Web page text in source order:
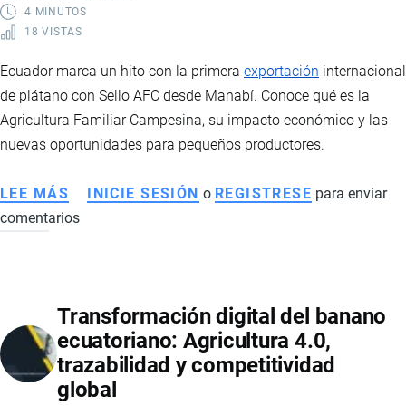
DE
LA
4 MINUTOS
18 VISTAS
Ecuador marca un hito con la primera exportación internacional
de plátano con Sello AFC desde Manabí. Conoce qué es la
Agricultura Familiar Campesina, su impacto económico y las
nuevas oportunidades para pequeños productores.
LEE MÁS SOBRE
ECUADOR
EXPORTACIÓN
DE
PLÁTANO
CON
INICIE SESIÓN o REGISTRESE para enviar
comentarios
Transformación digital del banano
ecuatoriano: Agricultura 4.0,
trazabilidad y competitividad
global